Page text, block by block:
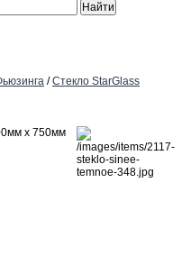
/Стекло StarGlass
х 750мм